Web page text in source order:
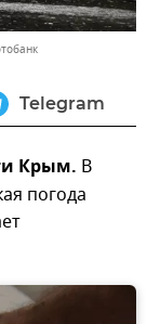
Telegram
Крым. В
погода